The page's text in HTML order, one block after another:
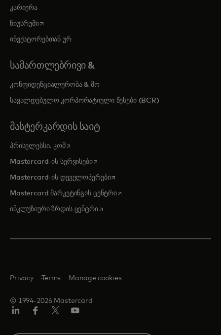
კარიერა
ნიუსრუმიopens in a new tab
ინვესტორებთან ურ
ᲡᲐᲛᲐᲠᲗᲚᲔᲑᲠᲘᲕᲘ &
კონფიდენციალურობა & მო
სავალდებულო კორპორატიული წესები (BCR)
ᲛᲐᲡᲢᲔᲠᲙᲐᲠᲓᲘᲡ ᲡᲐᲘᲢ
პრისელესსი. კომopens in a new tab
Mastercard-ის სერვისებიopens in a new tab
Mastercard-ის დეველოპერებიopens in a new tab
Mastercard მარკეტინგის ცენტრიopens in a new tab
ინკლუზიური ზრდის ცენტრიopens in a new tab
© 1994-2026 Mastercard
Privacy Terms Manage cookies